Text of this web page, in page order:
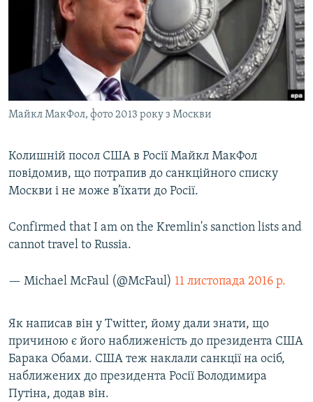
СПЕЦПРОЕКТИ
ДЕПОРТАЦІЯ
ВІДЕОУРОКИ «ELIFBE»
СВІДЧЕННЯ ОКУПАЦІЇ
УКРАЇНСЬКА ПРОБЛЕМА КРИМУ
ЯК ОБІЙТИ БЛОКУВАННЯ
Русский
Qırımtatar
Майкл МакФол, фото 2013 року з Москви
Колишній посол США в Росії Майкл МакФол
повідомив, що потрапив до санкційного списку
Москви і не може в’їхати до Росії.
Confirmed that I am on the Kremlin's sanction lists and
cannot travel to Russia.
— Michael McFaul (@McFaul) 11 листопада 2016 р.
Як написав він у Twitter, йому дали знати, що
причиною є його наближеність до президента США
Барака Обами. США теж наклали санкції на осіб,
наближених до президента Росії Володимира
Путіна, додав він.